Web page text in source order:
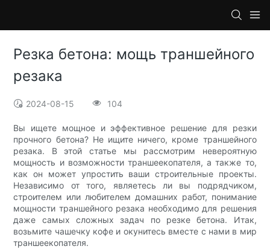
Резка бетона: мощь траншейного
резака
2024-08-15 104
Вы ищете мощное и эффективное решение для резки
прочного бетона? Не ищите ничего, кроме траншейного
резака. В этой статье мы рассмотрим невероятную
мощность и возможности траншеекопателя, а также то,
как он может упростить ваши строительные проекты.
Независимо от того, являетесь ли вы подрядчиком,
строителем или любителем домашних работ, понимание
мощности траншейного резака необходимо для решения
даже самых сложных задач по резке бетона. Итак,
возьмите чашечку кофе и окунитесь вместе с нами в мир
траншеекопателя.